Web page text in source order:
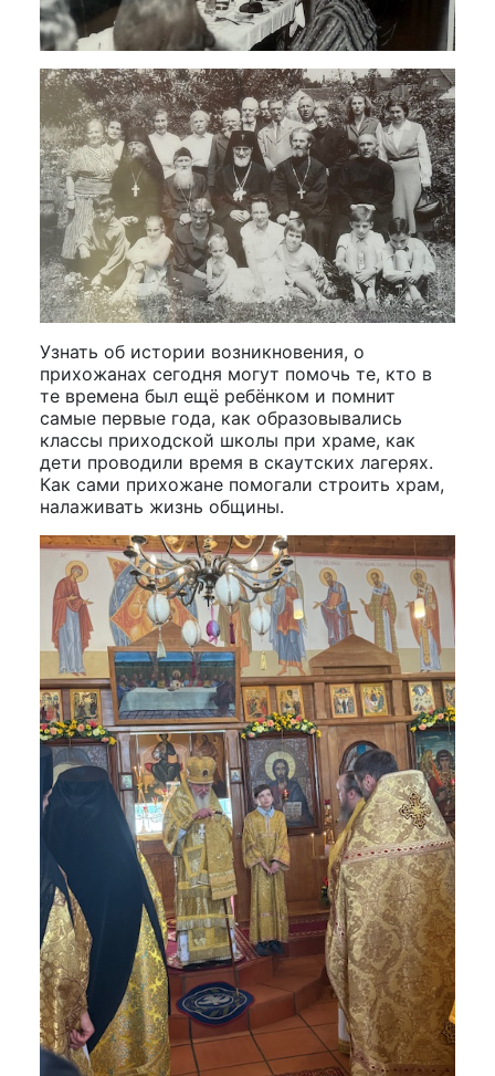
Узнать об истории возникновения, о
прихожанах сегодня могут помочь те, кто в
те времена был ещё ребёнком и помнит
самые первые года, как образовывались
классы приходской школы при храме, как
дети проводили время в скаутских лагерях.
Как сами прихожане помогали строить храм,
налаживать жизнь общины.